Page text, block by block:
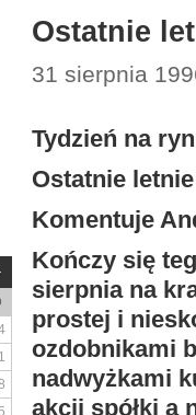
Ostatnie
31 sierpnia
Tydzień na
Ostatnie
Komentuje
Kończy się
sierpnia na
prostej i
ozdobnikami
nadwyżkami
akcji spółki a